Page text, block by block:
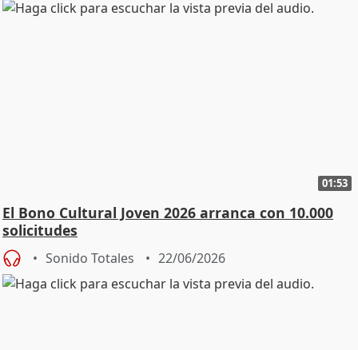
01:53
El Bono Cultural Joven 2026 arranca con 10.000
solicitudes
Sonido Totales 22/06/2026